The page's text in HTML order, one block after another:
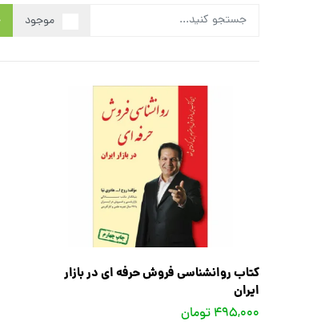
موجود
کتاب روانشناسی فروش حرفه ای در بازار
ایران
495,000 تومان